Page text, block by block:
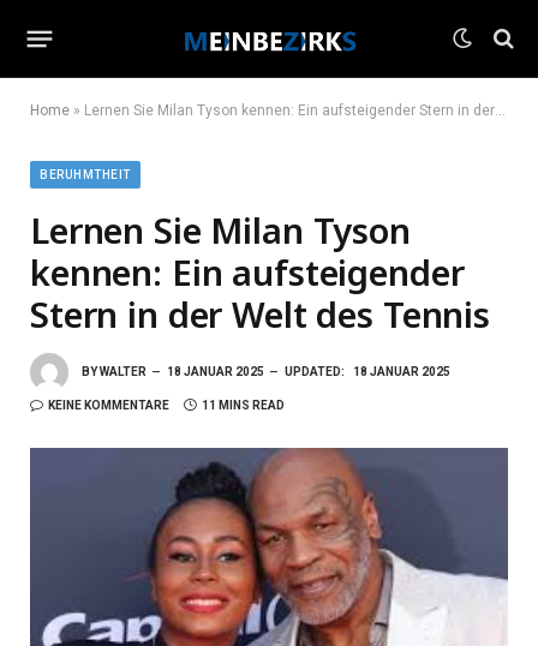
Home » Lernen Sie Milan Tyson kennen: Ein aufsteigender Stern in der Welt des Tennis
BERUHMTHEIT
Lernen Sie Milan Tyson
kennen: Ein aufsteigender
Stern in der Welt des Tennis
BYWALTER 18 JANUAR 2025 UPDATED: 18 JANUAR 2025
KEINE KOMMENTARE 11 MINS READ